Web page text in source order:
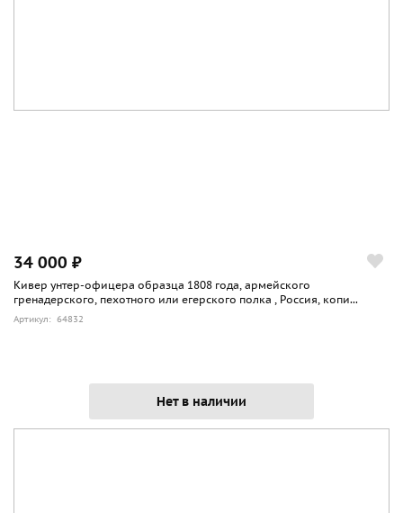
34 000 ₽
Кивер унтер-офицера образца 1808 года, армейского
гренадерского, пехотного или егерского полка , Россия, копи...
Артикул: 64832
Нет в наличии